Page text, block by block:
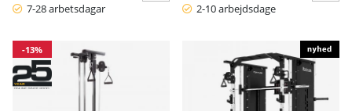
7-28 arbetsdagar 2-10 arbejdsdage
-13%